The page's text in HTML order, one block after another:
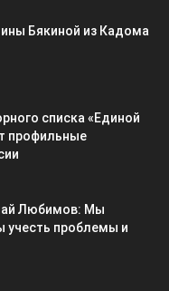
Бякиной из Кадома
списка «Единой
профильные
Любимов: Мы
учесть проблемы и